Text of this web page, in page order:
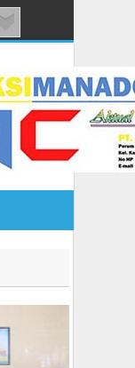
PIMPIN DPRD